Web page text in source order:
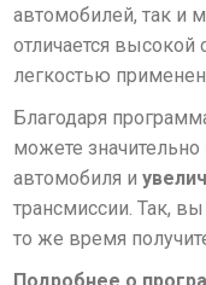
автомобилей, так и
отличается
легкостью
Благодаря
можете значительно
автомобиля и
трансмиссии. Так,
то же время